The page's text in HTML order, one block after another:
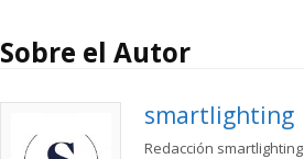
Sobre el Autor
smartlighting
Redacción smartlighting